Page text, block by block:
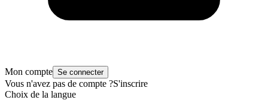
Mon compte Se connecter
Vous n'avez pas de compte ?S'inscrire
Choix de la langue